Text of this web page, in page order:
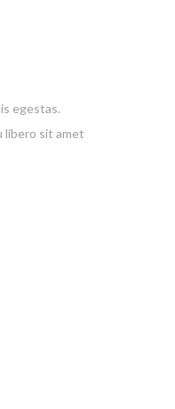
egestas.
libero sit amet